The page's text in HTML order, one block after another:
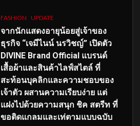
FASHION UPDATE
จากนักแสดงอายุน้อยสู่เจ้าของ
ธุรกิจ “เจมีไนน์ นรวิชญ์” เปิดตัว
DIVINE Brand Official แบรนด์
เสื้อผ้าและสินค้าไลฟ์สไตล์ ที่
สะท้อนบุคลิกและความชอบของ
เจ้าตัว ผสานความเรียบง่าย แต่
แฝงไปด้วยความสนุก ชิค สตรีท ที่
ขอติดแกลมและเท่ตามแบบฉบับ